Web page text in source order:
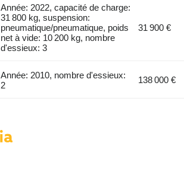
Année: 2022, capacité de charge:
31 800 kg, suspension:
pneumatique/pneumatique, poids
net à vide: 10 200 kg, nombre
d'essieux: 3
31 900 €
Année: 2010, nombre d'essieux:
2
138 000 €